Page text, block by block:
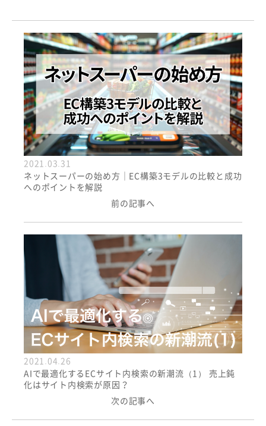
2021.03.31
ネットスーパーの始め方｜EC構築3モデルの比較と成功
へのポイントを解説
前の記事へ
2021.04.26
AIで最適化するECサイト内検索の新潮流（1） 売上鈍
化はサイト内検索が原因？
次の記事へ